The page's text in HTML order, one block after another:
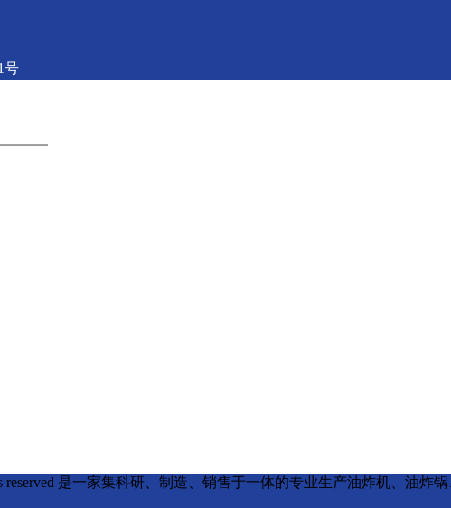
号
是一家集科研、制造、销售于一体的专业生产油炸机、油炸